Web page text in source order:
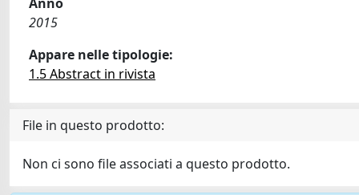
2015
Appare nelle tipologie:
1.5 Abstract in rivista
File in questo prodotto:
Non ci sono file associati a questo prodotto.